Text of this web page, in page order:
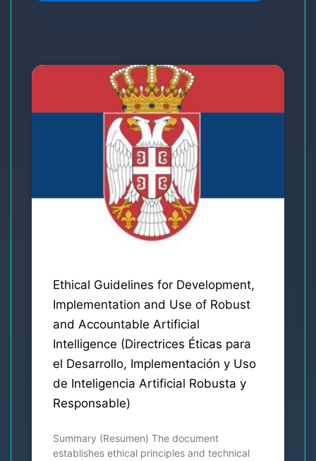
Ethical Guidelines for Development,
Implementation and Use of Robust
and Accountable Artificial
Intelligence (Directrices Éticas para
el Desarrollo, Implementación y Uso
de Inteligencia Artificial Robusta y
Responsable)
Summary (Resumen) The document
establishes ethical principles and technical